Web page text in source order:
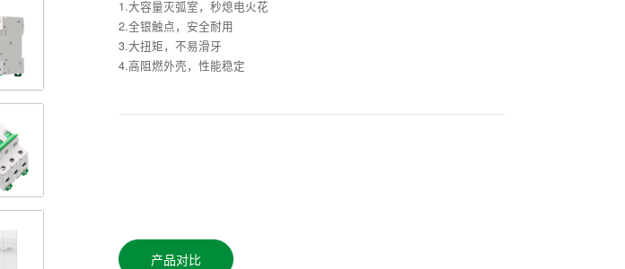
1.大容量灭弧室，秒熄电火花
2.全银触点，安全耐用
3.大扭矩，不易滑牙
4.高阻燃外壳，性能稳定
产品对比